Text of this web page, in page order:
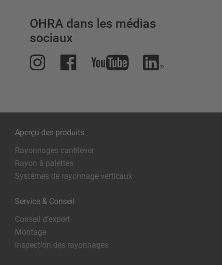
OHRA dans les médias
sociaux
Aperçu des produits
Rayonnages cantilever
Rayon à palettes
Systèmes de rayonnage verticaux
Service & Conseil
Conseil d’expert
Montage
Inspection des rayonnages